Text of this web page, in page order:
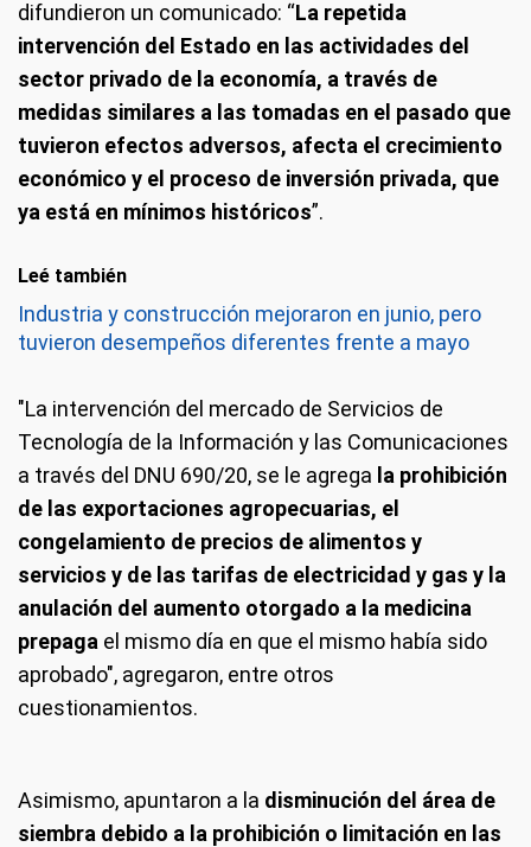
difundieron un comunicado: “La repetida
intervención del Estado en las actividades del
sector privado de la economía, a través de
medidas similares a las tomadas en el pasado que
tuvieron efectos adversos, afecta el crecimiento
económico y el proceso de inversión privada, que
ya está en mínimos históricos”.
Leé también
Industria y construcción mejoraron en junio, pero
tuvieron desempeños diferentes frente a mayo
"La intervención del mercado de Servicios de
Tecnología de la Información y las Comunicaciones
a través del DNU 690/20, se le agrega la prohibición
de las exportaciones agropecuarias, el
congelamiento de precios de alimentos y
servicios y de las tarifas de electricidad y gas y la
anulación del aumento otorgado a la medicina
prepaga el mismo día en que el mismo había sido
aprobado", agregaron, entre otros
cuestionamientos.
Asimismo, apuntaron a la disminución del área de
siembra debido a la prohibición o limitación en las